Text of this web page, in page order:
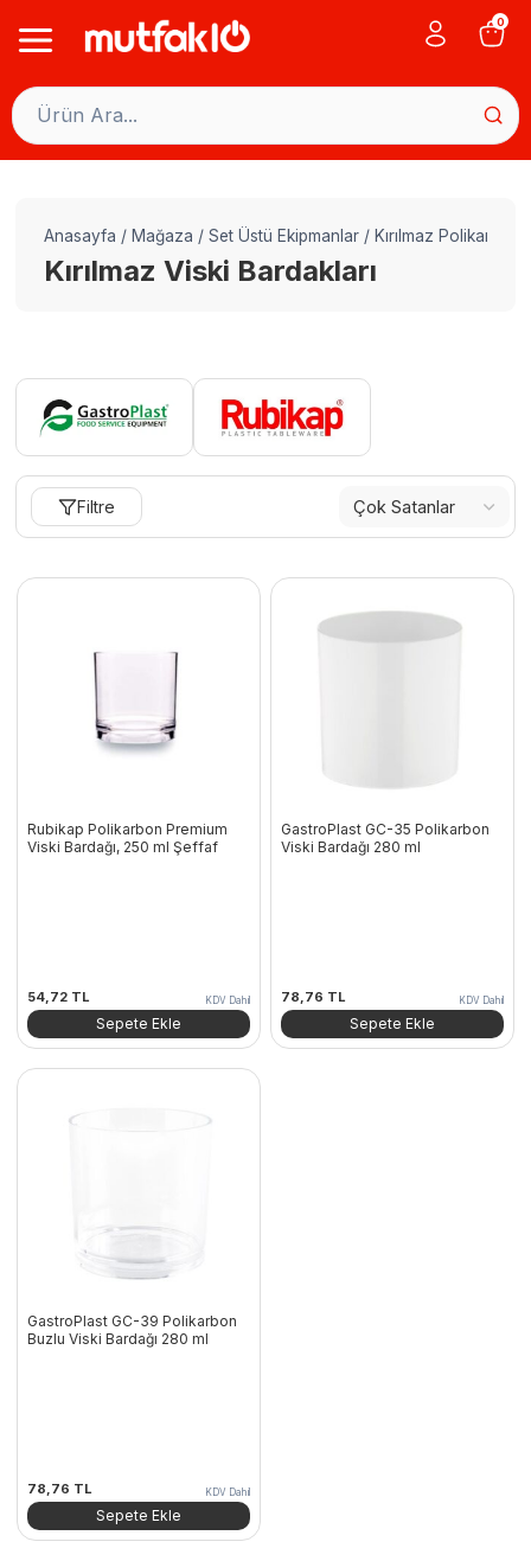
0
Anasayfa / Mağaza / Set Üstü Ekipmanlar / Kırılmaz Polikarbon
Kırılmaz Viski Bardakları
Filtre
Rubikap Polikarbon Premium
Viski Bardağı, 250 ml Şeffaf
54,72 TL KDV Dahil
Sepete Ekle
GastroPlast GC-35 Polikarbon
Viski Bardağı 280 ml
78,76 TL KDV Dahil
Sepete Ekle
GastroPlast GC-39 Polikarbon
Buzlu Viski Bardağı 280 ml
78,76 TL KDV Dahil
Sepete Ekle